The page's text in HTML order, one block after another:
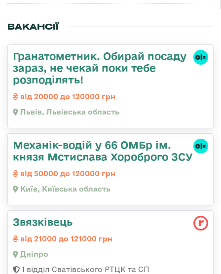
ВАКАНСІЇ
Гранатометник. Обирай посаду
зараз, не чекай поки тебе
розподілять!
від 20000 до 120000 грн
Львів, Львівська область
Механік-водій у 66 ОМБр ім.
князя Мстислава Хороброго ЗСУ
від 50000 до 120000 грн
Київ, Київська область
Звязківець
від 21000 до 121000 грн
Дніпро
1 відділ Сватівського РТЦК та СП